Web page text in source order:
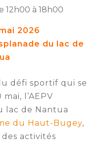
12h00 à 18h00
2026
du lac de
défi sportif qui se
l’AEPV
lac de Nantua
du Haut-Bugey,
activités